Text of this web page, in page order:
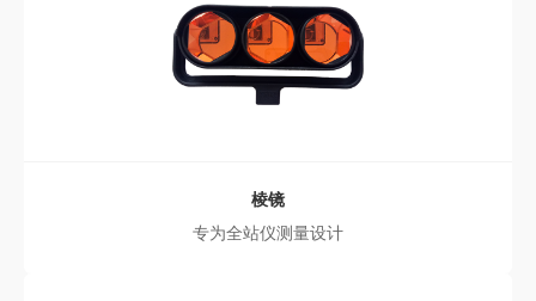
棱镜
专为全站仪测量设计